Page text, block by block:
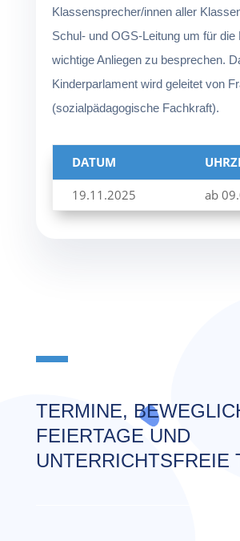
Klassensprecher/innen aller
Schul- und OGS-Leitung um für die
wichtige Anliegen zu besprechen.
Kinderparlament wird geleitet von
(sozialpädagogische Fachkraft).
DATUM
19.11.2025 ab
TERMINE,
FEIERTAGE UND
UNTERRICHTSFREIE